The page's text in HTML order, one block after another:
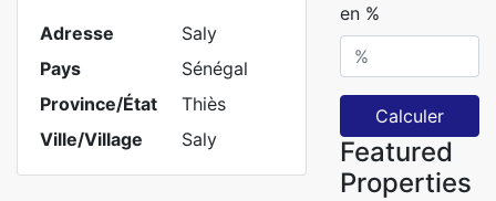
Adresse
Saly
Pays
Sénégal
Province/État
Thiès
Ville/Village
Saly
en %
Calculer
Featured
Properties